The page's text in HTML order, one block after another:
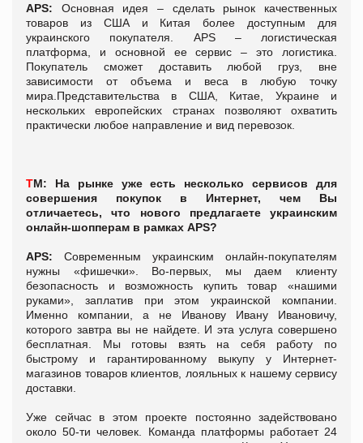
APS: Основная идея – сделать рынок качественных
товаров из США и Китая более доступным для
украинского покупателя. APS – логистическая
платформа, и основной ее сервис – это логистика.
Покупатель сможет доставить любой груз, вне
зависимости от объема и веса в любую точку
мира.Представительства в США, Китае, Украине и
нескольких европейских странах позволяют охватить
практически любое направление и вид перевозок.
ТМ: На рынке уже есть несколько сервисов для
совершения покупок в Интернет, чем Вы
отличаетесь, что нового предлагаете украинским
онлайн-шопперам в рамках APS?
APS: Современным украинским онлайн-покупателям
нужны «фишечки». Во-первых, мы даем клиенту
безопасность и возможность купить товар «нашими
руками», заплатив при этом украинской компании.
Именно компании, а не Иванову Ивану Ивановичу,
которого завтра вы не найдете. И эта услуга совершено
бесплатная. Мы готовы взять на себя работу по
быстрому и гарантированному выкупу у Интернет-
магазинов товаров клиентов, лояльных к нашему сервису
доставки.
Уже сейчас в этом проекте постоянно задействовано
около 50-ти человек. Команда платформы работает 24